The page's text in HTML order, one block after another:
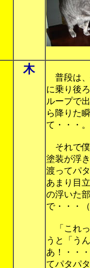
木
普段は、
に乗り後
ループで
ら降りた
て・・・。
それで僕
塗装が浮
渡ってパ
あまり目
の浮いた
で・・・
「これっ
うと「う
あ！・・
てパタパ